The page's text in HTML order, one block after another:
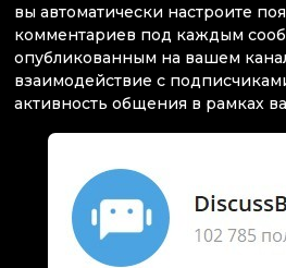
вы автоматически настроите
комментариев под каждым
опубликованным на вашем
взаимодействие с
активность общения в рамках